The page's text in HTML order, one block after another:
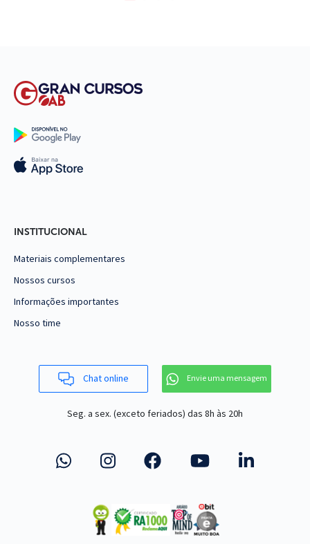
INSTITUCIONAL
Materiais complementares
Nossos cursos
Informações importantes
Nosso time
Chat online Envie uma mensagem
Seg. a sex. (exceto feriados) das 8h às 20h